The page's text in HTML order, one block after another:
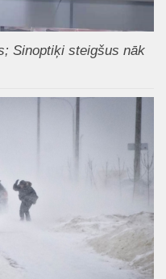
Sinoptiķi steigšus nāk